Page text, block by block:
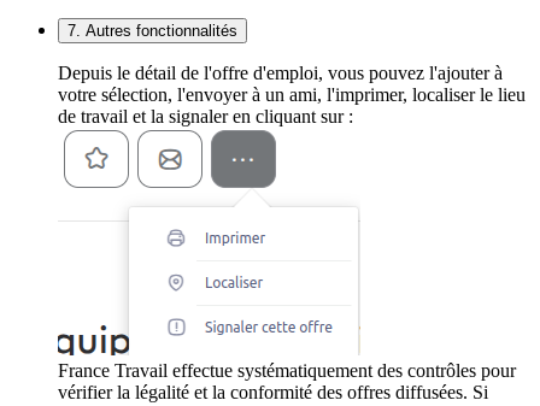
7. Autres fonctionnalités
Depuis le détail de l'offre d'emploi, vous pouvez l'ajouter à
votre sélection, l'envoyer à un ami, l'imprimer, localiser le lieu
de travail et la signaler en cliquant sur :
France Travail effectue systématiquement des contrôles pour
vérifier la légalité et la conformité des offres diffusées. Si